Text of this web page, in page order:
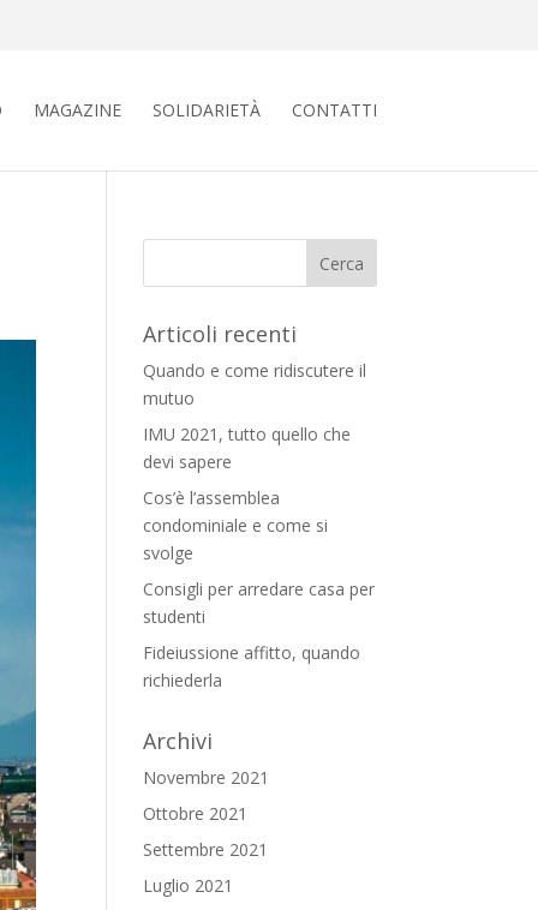
MAGAZINE SOLIDARIETÀ CONTATTI
Articoli recenti
Quando e come ridiscutere il
mutuo
IMU 2021, tutto quello che
devi sapere
Cos’è l’assemblea
condominiale e come si
svolge
Consigli per arredare casa per
studenti
Fideiussione affitto, quando
richiederla
Archivi
Novembre 2021
Ottobre 2021
Settembre 2021
Luglio 2021